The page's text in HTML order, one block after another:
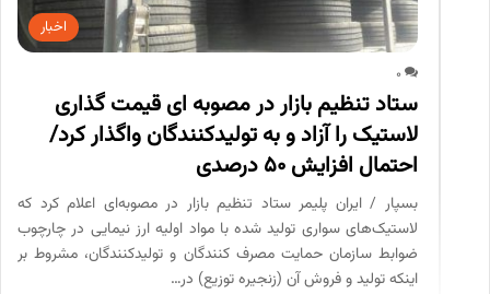
اخبار
0
ستاد تنظیم بازار در مصوبه ای قیمت گذاری
لاستیک را آزاد و به تولیدکنندگان واگذار کرد/
احتمال افزایش 50 درصدی
بسپار / ایران پلیمر ستاد تنظیم بازار در مصوبه‌ای اعلام کرد که
لاستیک‌های سواری تولید شده با مواد اولیه ارز نیمایی در چارچوب
ضوابط سازمان حمایت مصرف کنندگان و تولیدکنندگان، مشروط بر
اینکه تولید و فروش آن (زنجیره توزیع) در…